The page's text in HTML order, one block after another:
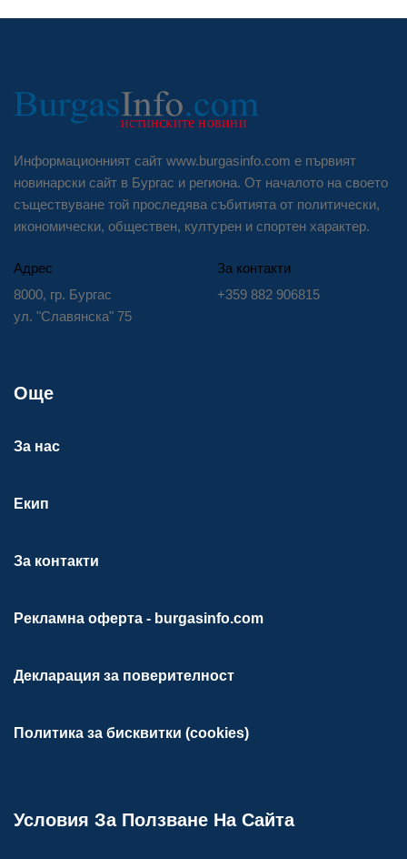
Информационният сайт www.burgasinfo.com е първият
новинарски сайт в Бургас и региона. От началото на своето
съществуване той проследява събитията от политически,
икономически, обществен, културен и спортен характер.
Адрес
8000, гр. Бургас
ул. "Славянска" 75
За контакти
+359 882 906815
Още
За нас
Екип
За контакти
Рекламна оферта - burgasinfo.com
Декларация за поверителност
Политика за бисквитки (cookies)
Условия За Ползване На Сайта